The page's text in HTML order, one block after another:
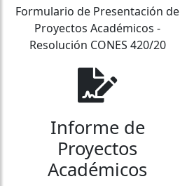
Formulario de Presentación de
Proyectos Académicos -
Resolución CONES 420/20
Informe de
Proyectos
Académicos